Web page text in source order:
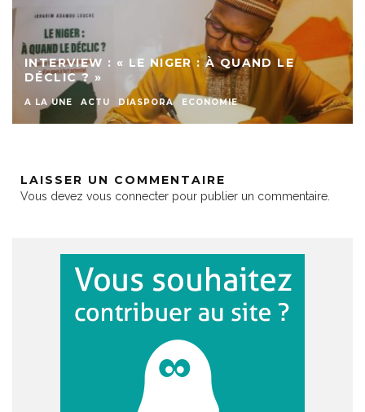
INTERVIEW : « LE NIGER : À QUAND LE
DÉCLIC ? »
A LA UNE ACTU DIASPORA ECONOMIE
LAISSER UN COMMENTAIRE
Vous devez vous connecter pour publier un commentaire.